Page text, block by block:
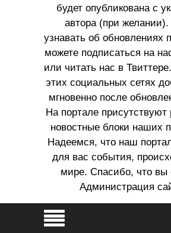
будет опубликована с
автора (при
узнавать об обновлениях
можете подписаться на
или читать нас в
этих социальных сетях
мгновенно после
На портале
новостные блоки наших
Надеемся, что наш
для вас события,
мире. Спасибо, что вы
Администрация